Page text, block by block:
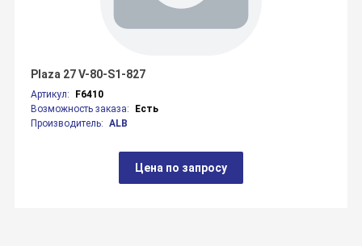
Артикул:
F6410
Возможность заказа:
Есть
Производитель: ALB
Plaza 27 V-80-S1-827
Цена по запросу